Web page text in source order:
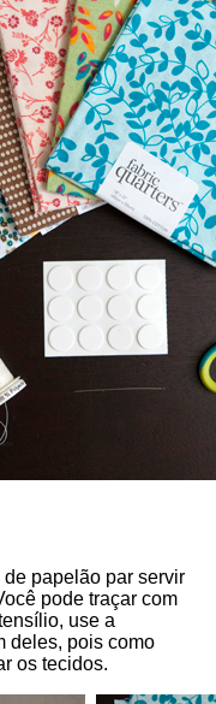
papelão par servir
pode traçar com
use a
deles, pois como
os tecidos.